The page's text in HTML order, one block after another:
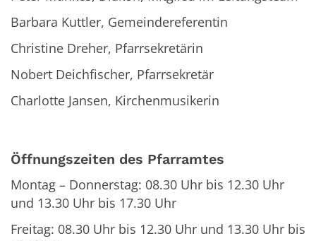
Barbara Kuttler, Gemeindereferentin
Christine Dreher, Pfarrsekretärin
Nobert Deichfischer, Pfarrsekretär
Charlotte Jansen, Kirchenmusikerin
Öffnungszeiten des Pfarramtes
Montag – Donnerstag: 08.30 Uhr bis 12.30 Uhr
und 13.30 Uhr bis 17.30 Uhr
Freitag: 08.30 Uhr bis 12.30 Uhr und 13.30 Uhr bis